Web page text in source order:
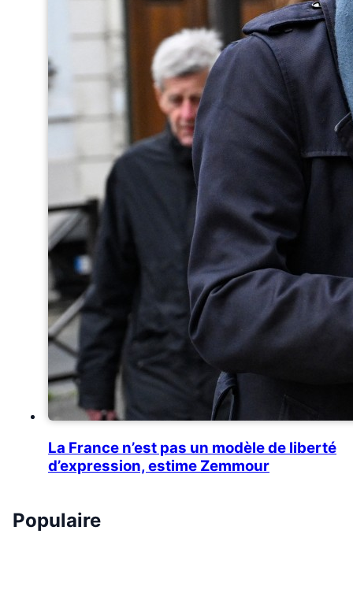
La France n’est pas un modèle de liberté
d’expression, estime Zemmour
Populaire